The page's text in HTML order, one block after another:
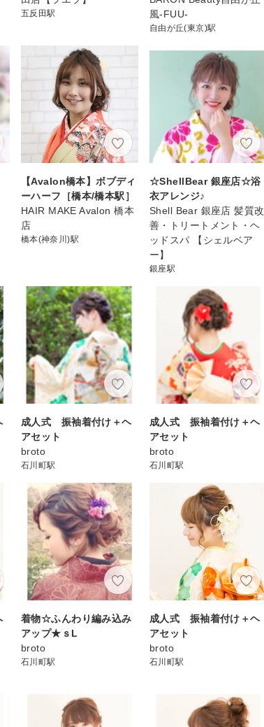
五反田駅
風-FUU-
自由が丘(東京)駅
【Avalon橋本】ボブディ
ーハーフ［橋本/橋本駅］
HAIR MAKE Avalon 橋本
店
橋本(神奈川)駅
☆ShellBear 銀座店☆浴
衣アレンジ♪
Shell Bear 銀座店 髪質改
善・トリートメント・ヘ
ッドスパ 【シェルベア
ー】
銀座駅
成人式 振袖着付け＋ヘ
アセット
broto
石川町駅
成人式 振袖着付け＋ヘ
アセット
broto
石川町駅
着物☆ふんわり編み込み
アップ★ｓL
broto
石川町駅
成人式 振袖着付け＋ヘ
アセット
broto
石川町駅